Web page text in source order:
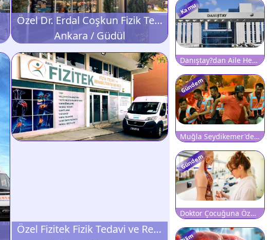
Özel Dr. Erdal Coşkun Fizik Tedavi Ve Rehabilitasyon Merkezi
Ankara / Güdül
Özel Fizitek Fizik Tedavi ve Rehabilitasyon Merkezi
Kamu
Danıştay?dan Aile Hekimliği Yönetmeliğine Fren: Kritik Maddelerin Yürütmesi Durduruldu!
Gündem
Muğla Seydikemer'de Büyük Orman Yangını: Hastane Tahliye Edildi, Karayolu Ulaşıma Kapatıldı
Gündem
Doktor Çocuğuna Özelde Tıp Okutamıyor